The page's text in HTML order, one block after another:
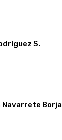
S.
Navarrete Borja